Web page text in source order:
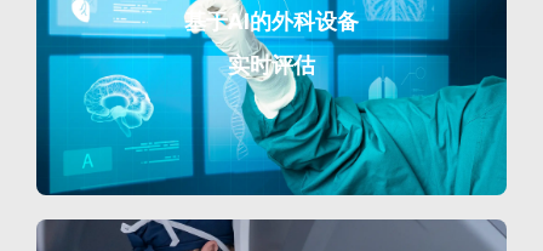
基于AI的外科设备
实时评估